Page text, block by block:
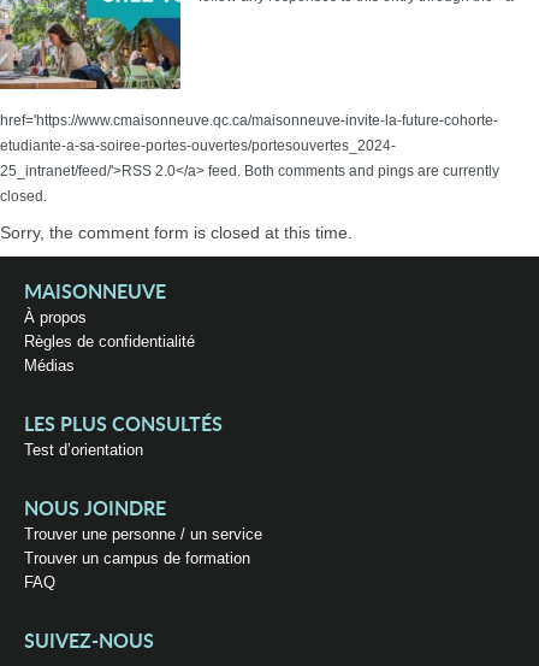
href='https://www.cmaisonneuve.qc.ca/maisonneuve-invite-la-future-cohorte-
etudiante-a-sa-soiree-portes-ouvertes/portesouvertes_2024-
25_intranet/feed/'>RSS 2.0</a> feed. Both comments and pings are currently
closed.
Sorry, the comment form is closed at this time.
MAISONNEUVE
À propos
Règles de confidentialité
Médias
LES PLUS CONSULTÉS
Test d’orientation
NOUS JOINDRE
Trouver une personne / un service
Trouver un campus de formation
FAQ
SUIVEZ-NOUS